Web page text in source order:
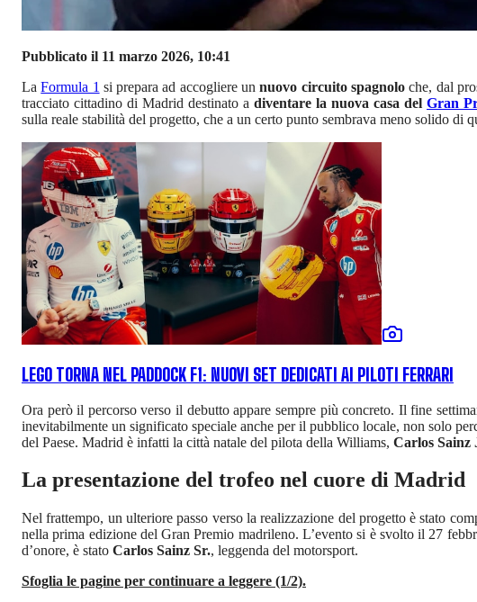
Pubblicato il 11 marzo 2026, 10:41
LaFormula 1 si prepara ad accogliere un nuovo circuito spagnoloche, dal
tracciato cittadino di Madrid destinato a diventare la nuova casa del Gran
sulla reale stabilità del progetto, che a un certo punto sembrava meno solido di
LEGO TORNA NEL PADDOCK F1: NUOVI SET DEDICATI AI PILOTI FERRARI
Ora però il percorso verso il debutto appare sempre più concreto. Il fine
inevitabilmente un significato speciale anche per il pubblico locale, non solo
del Paese. Madrid è infatti la città natale del pilota della Williams, Carlos Sainz
La presentazione del trofeo nel cuore di Madrid
Nel frattempo, un ulteriore passo verso la realizzazione del progetto è stato
nella prima edizione del Gran Premio madrileno. L’evento si è svolto il 27
d’onore, è stato Carlos Sainz Sr., leggenda del motorsport.
Sfoglia le pagine per continuare a leggere (1/2).